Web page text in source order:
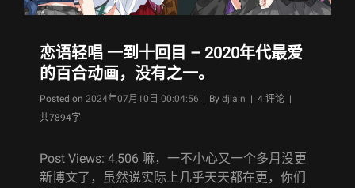
恋语轻唱 一到十回目 – 2020年代最爱
的百合动画，没有之一。
Posted on 2024年07月10日 00:04:56 | By Byline
djlain | 4 评论 |
共7894字
Post Views: 4,506 嘛，一不小心又一个多月没更
新博文了，虽然说实际上几乎天天都在更，你们